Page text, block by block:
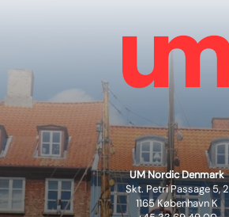
UM Nordic Denmark
Skt. Petri Passage 5, 2
1165 København K